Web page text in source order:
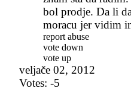
bol prodje. Da li
moracu jer vidim
report abuse
vote down
vote up
veljače 02, 2012
Votes: -5